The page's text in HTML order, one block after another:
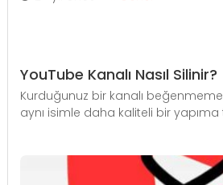
YouTube Kanalı Nasıl Silinir?
Kurduğunuz bir kanalı
aynı isimle daha kaliteli bir